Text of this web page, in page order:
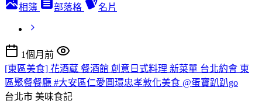
相簿 部落格 名片
1個月前
[東區美食] 花酒蔵 餐酒館 創意日式料理 新菜單 台北約會 東
區聚餐餐廳 #大安區仁愛圓環忠孝敦化美食 @蛋寶趴趴go
台北市 美味食記